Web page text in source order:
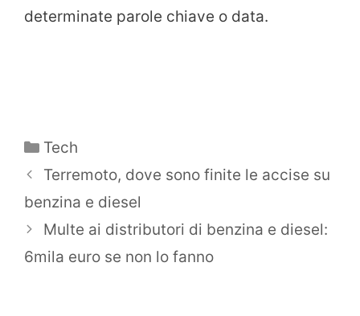
determinate parole chiave o data.
Categorie
Tech
Terremoto, dove sono finite le accise su
benzina e diesel
Multe ai distributori di benzina e diesel:
6mila euro se non lo fanno